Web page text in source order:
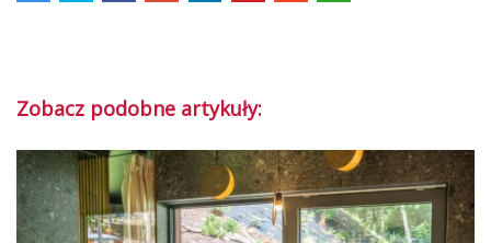
Zobacz podobne artykuły: